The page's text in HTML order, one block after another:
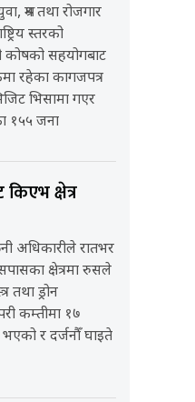
श्रम तथा रोजगार
स्तरको
कोषको सहयोगबाट
रहेका कागजपत्र
भिसामा गएर
१५५ जना
क्षेत्र
अधिकारीले रातभर
क्षेत्रमा रुसले
तथा ड्रोन
कम्तीमा १७
र दर्जनौँ घाइते